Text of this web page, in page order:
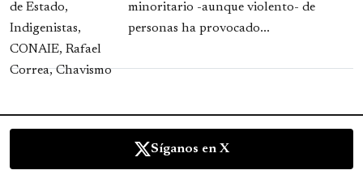
minoritario -aunque violento- de
personas ha provocado...
Síganos en X